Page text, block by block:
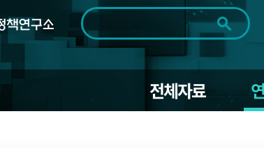
검색범위 전체
기간 전체 1일 1주 1개월 3개월
~
전체자료